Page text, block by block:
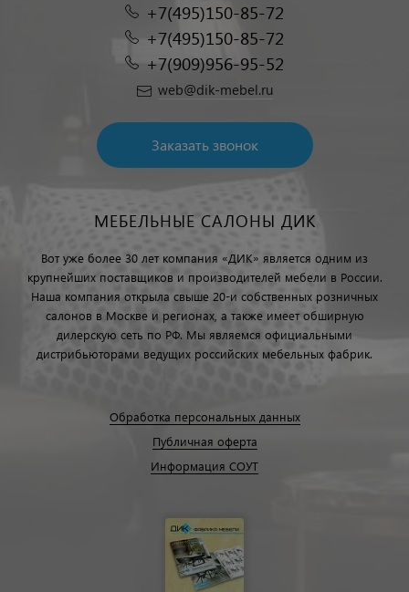
+7(495)150-85-72
+7(495)150-85-72
+7(909)956-95-52
web@dik-mebel.ru
Заказать звонок
МЕБЕЛЬНЫЕ САЛОНЫ ДИК
Вот уже более 30 лет компания «ДИК» является одним из
крупнейших поставщиков и производителей мебели в России.
Наша компания открыла свыше 20-и собственных розничных
салонов в Москве и регионах, а также имеет обширную
дилерскую сеть по РФ. Мы являемся официальными
дистрибьюторами ведущих российских мебельных фабрик.
Обработка персональных данных
Публичная оферта
Информация СОУТ